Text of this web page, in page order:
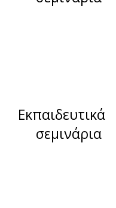
Εκπαιδευτικά
σεμινάρια